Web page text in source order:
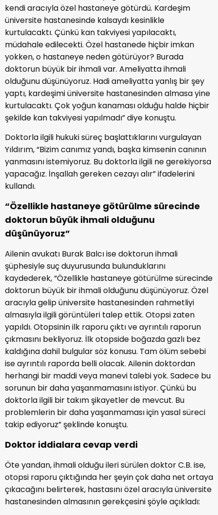
kendi aracıyla özel hastaneye götürdü. Kardeşim
üniversite hastanesinde kalsaydı kesinlikle
kurtulacaktı. Çünkü kan takviyesi yapılacaktı,
müdahale edilecekti. Özel hastanede hiçbir imkan
yokken, o hastaneye neden götürüyor? Burada
doktorun büyük bir ihmali var. Ameliyatta ihmali
olduğunu düşünüyoruz. Hadi ameliyatta yanlış bir şey
yaptı, kardeşimi üniversite hastanesinden almasa yine
kurtulacaktı. Çok yoğun kanaması olduğu halde hiçbir
şekilde kan takviyesi yapılmadı” diye konuştu.
Doktorla ilgili hukuki süreç başlattıklarını vurgulayan
Yıldırım, “Bizim canımız yandı, başka kimsenin canının
yanmasını istemiyoruz. Bu doktorla ilgili ne gerekiyorsa
yapacağız. İnşallah gereken cezayı alır” ifadelerini
kullandı.
“Özellikle hastaneye götürülme sürecinde
doktorun büyük ihmali olduğunu
düşünüyoruz”
Ailenin avukatı Burak Balcı ise doktorun ihmali
şüphesiyle suç duyurusunda bulunduklarını
kaydederek, “Özellikle hastaneye götürülme sürecinde
doktorun büyük bir ihmali olduğunu düşünüyoruz. Özel
aracıyla gelip üniversite hastanesinden rahmetliyi
almasıyla ilgili görüntüleri talep ettik. Otopsi zaten
yapıldı. Otopsinin ilk raporu çıktı ve ayrıntılı raporun
çıkmasını bekliyoruz. İlk otopside boğazda gazlı bez
kaldığına dahil bulgular söz konusu. Tam ölüm sebebi
ise ayrıntılı raporda belli olacak. Ailenin doktordan
herhangi bir maddi veya manevi talebi yok. Sadece bu
sorunun bir daha yaşanmamasını istiyor. Çünkü bu
doktorla ilgili bir takım şikayetler de mevcut. Bu
problemlerin bir daha yaşanmaması için yasal süreci
takip ediyoruz” şeklinde konuştu.
Doktor iddialara cevap verdi
Öte yandan, ihmali olduğu ileri sürülen doktor C.B. ise,
otopsi raporu çıktığında her şeyin çok daha net ortaya
çıkacağını belirterek, hastasını özel aracıyla üniversite
hastanesinden almasının gerekçesini şöyle açıkladı: